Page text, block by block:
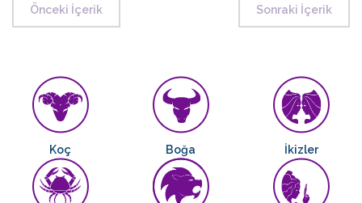
Önceki İçerik Sonraki İçerik
Koç Boğa İkizler